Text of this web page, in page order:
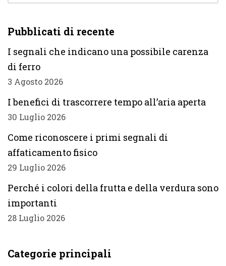
Pubblicati di recente
I segnali che indicano una possibile carenza
di ferro
3 Agosto 2026
I benefici di trascorrere tempo all’aria aperta
30 Luglio 2026
Come riconoscere i primi segnali di
affaticamento fisico
29 Luglio 2026
Perché i colori della frutta e della verdura sono
importanti
28 Luglio 2026
Categorie principali